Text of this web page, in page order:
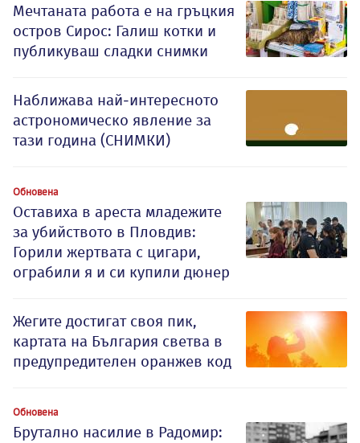
Мечтаната работа е на гръцкия
остров Сирос: Галиш котки и
публикуваш сладки снимки
Наближава най-интересното
астрономическо явление за
тази година (СНИМКИ)
Обновена
Оставиха в ареста младежите
за убийството в Пловдив:
Горили жертвата с цигари,
ограбили я и си купили дюнер
Жегите достигат своя пик,
картата на България светва в
предупредителен оранжев код
Обновена
Брутално насилие в Радомир: